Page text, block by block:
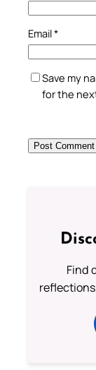
Email*
Save my
for the
Find